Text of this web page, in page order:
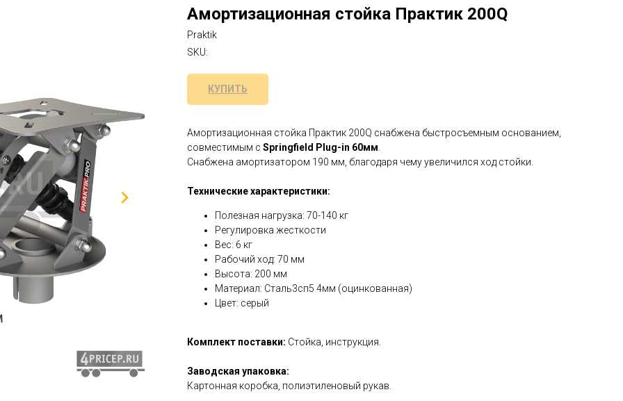
Амортизационная стойка Практик 200Q
Praktik
SKU:
КУПИТЬ
Амортизационная стойка Практик 200Q снабжена быстросъемным основанием,
совместимым с Springfield Plug-in 60мм
Снабжена амортизатором 190 мм, благодаря чему увеличился ход стойки.
Технические характеристики:
Полезная нагрузка: 70-140 кг
Регулировка жесткости
Вес: 6 кг
Рабочий ход: 70 мм
Высота: 200 мм
Материал: Сталь3сп5 4мм (оцинкованная)
Цвет: серый
Комплект поставки: Стойка, инструкция.
Заводская упаковка:
Картонная коробка, полиэтиленовый рукав.